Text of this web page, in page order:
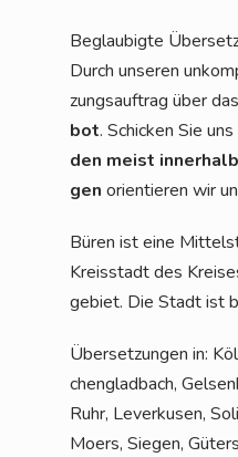
Beglau­big­te
Durch unse­ren
zungs­auf­trag über
bot. Schi­cken Sie
den meist
gen ori­en­tie­ren wir
Büren ist eine
Kreis­stadt des
ge­biet. Die Stadt ist
Über­set­zun­gen in:
chen­glad­bach,
Ruhr, Lever­ku­sen,
Moers, Sie­gen,